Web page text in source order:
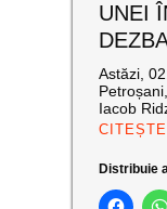
UNEI
Astăzi,
Iacob
Distribuie